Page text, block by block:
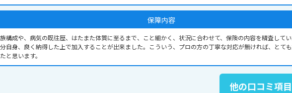
保障内容
構成や、病気の既往歴、はたまた体質に至るまで、こと細かく、状況に合わせて、保険の内容を精査して
自身、良く納得した上で加入することが出来ました。こういう、プロの方の丁寧な対応が無ければ、とて
と思います。
他の口コミ項